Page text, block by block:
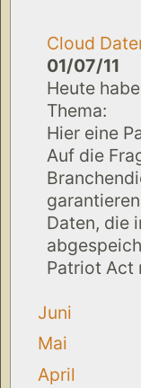
Cloud
01/07/11
Heute
Thema:
Hier eine
Auf die
Daten, die
Patriot Act
Juni
Mai
April